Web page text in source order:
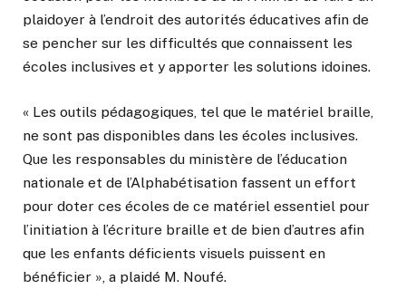
plaidoyer à l’endroit des autorités éducatives afin de
se pencher sur les difficultés que connaissent les
écoles inclusives et y apporter les solutions idoines.
« Les outils pédagogiques, tel que le matériel braille,
ne sont pas disponibles dans les écoles inclusives.
Que les responsables du ministère de l’éducation
nationale et de l’Alphabétisation fassent un effort
pour doter ces écoles de ce matériel essentiel pour
l’initiation à l’écriture braille et de bien d’autres afin
que les enfants déficients visuels puissent en
bénéficier », a plaidé M. Noufé.